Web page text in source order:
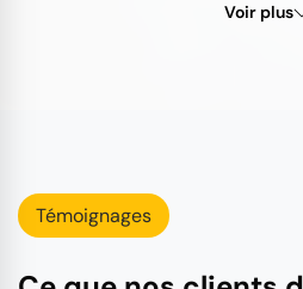
Voir plus
Témoignages